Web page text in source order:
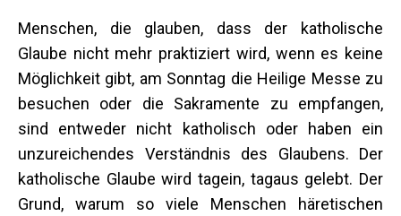
Menschen, die glauben, dass der katholische
Glaube nicht mehr praktiziert wird, wenn es keine
Möglichkeit gibt, am Sonntag die Heilige Messe zu
besuchen oder die Sakramente zu empfangen,
sind entweder nicht katholisch oder haben ein
unzureichendes Verständnis des Glaubens. Der
katholische Glaube wird tagein, tagaus gelebt. Der
Grund, warum so viele Menschen häretischen